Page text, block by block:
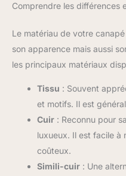
Comprendre les différences
Le matériau de votre
son apparence mais aussi
les principaux matériaux
Tissu : Souvent
et motifs. Il est
Cuir : Reconnu pour
luxueux. Il est facile à
coûteux.
Simili-cuir : Une